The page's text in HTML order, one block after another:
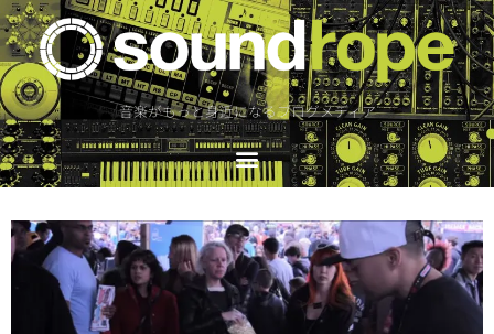
音楽がもっと身近になるブログメディア